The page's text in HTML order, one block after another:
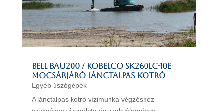
BELL BAU200 / KOBELCO SK260LC-10E
mocsárjáró lánctalpas kotró
Egyéb úszógépek
A lánctalpas kotró vízimunka végzéshez